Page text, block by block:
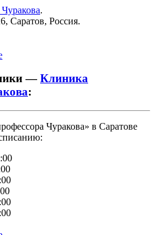
.
, Саратов, Россия.
—Клиника
:
Чуракова» в Саратове